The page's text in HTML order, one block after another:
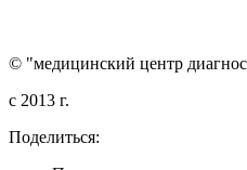
© "медицинский центр
c 2013 г.
Поделиться: